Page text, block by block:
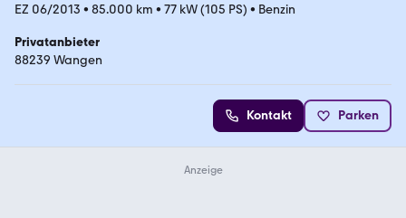
EZ 06/2013 • 85.000 km • 77 kW (105 PS) • Benzin
Privatanbieter
88239 Wangen
Kontakt Parken